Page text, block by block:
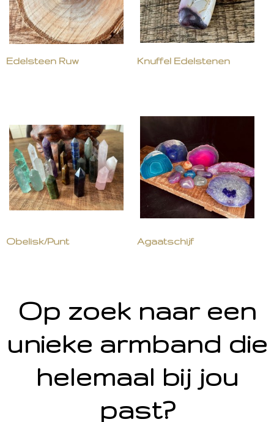
Edelsteen Ruw Knuffel Edelstenen
Obelisk/Punt Agaatschijf
Op zoek naar een
unieke armband die
helemaal bij jou
past?